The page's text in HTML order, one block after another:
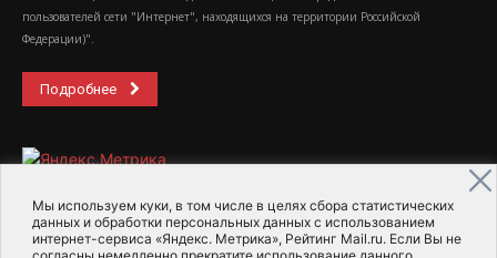
Мы используем куки, в том числе в целях сбора статистических
данных и обработки персональных данных с использованием
интернет-сервиса «Яндекс. Метрика», Рейтинг Mail.ru. Если Вы не
согласны немедленно прекратите использование данного
пользователей сети "Интернет", находящихся на территории Российской
Федерации)".
Подробнее